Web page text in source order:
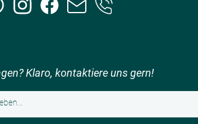
Klaro, kontaktiere uns gern!